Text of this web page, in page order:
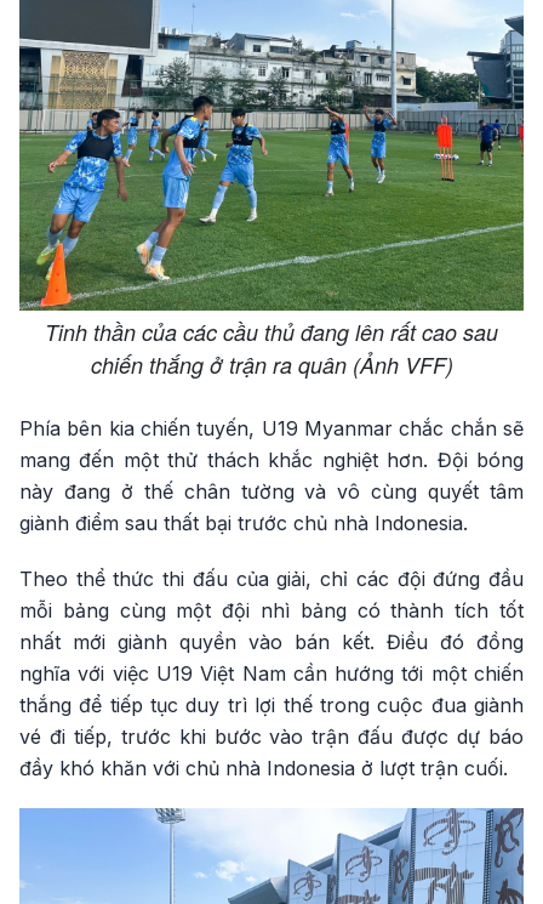
Tinh thần của các cầu thủ đang lên rất cao sau
chiến thắng ở trận ra quân (Ảnh VFF)
Phía bên kia chiến tuyến, U19 Myanmar chắc chắn sẽ
mang đến một thử thách khắc nghiệt hơn. Đội bóng
này đang ở thế chân tường và vô cùng quyết tâm
giành điểm sau thất bại trước chủ nhà Indonesia.
Theo thể thức thi đấu của giải, chỉ các đội đứng đầu
mỗi bảng cùng một đội nhì bảng có thành tích tốt
nhất mới giành quyền vào bán kết. Điều đó đồng
nghĩa với việc U19 Việt Nam cần hướng tới một chiến
thắng để tiếp tục duy trì lợi thế trong cuộc đua giành
vé đi tiếp, trước khi bước vào trận đấu được dự báo
đầy khó khăn với chủ nhà Indonesia ở lượt trận cuối.